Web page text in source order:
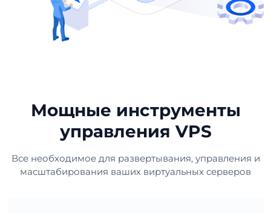
Мощные инструменты
управления VPS
Все необходимое для развертывания, управления и
масштабирования ваших виртуальных серверов